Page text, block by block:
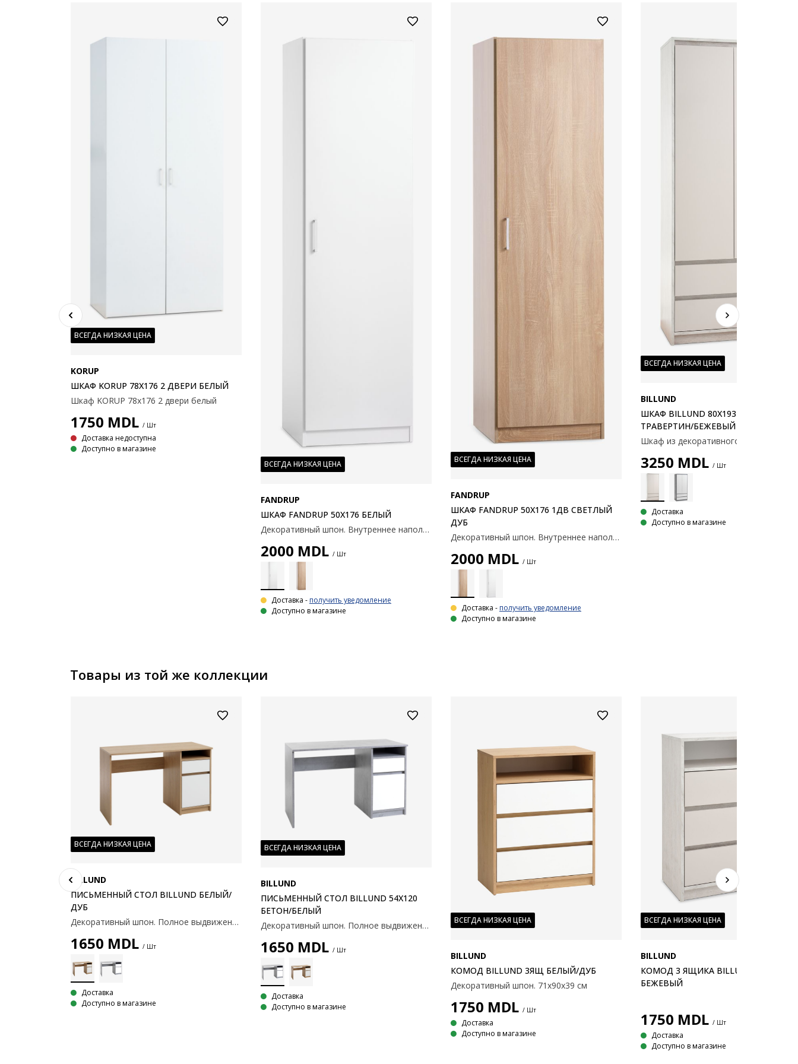
ВСЕГДА НИЗКАЯ ЦЕНА
KORUP
ШКАФ KORUP 78X176 2 ДВЕРИ БЕЛЫЙ
Шкаф KORUP 78x176 2 двери белый
1750 MDL / Шт
Доставка недоступна
Доступно в магазине
ВСЕГДА НИЗКАЯ ЦЕНА
FANDRUP
ШКАФ FANDRUP 50X176 БЕЛЫЙ
Декоративный шпон. Внутреннее наполнение шкафа: 3 полки. 50x176x50см
2000 MDL / Шт
Доставка - получить уведомление
Доступно в магазине
ВСЕГДА НИЗКАЯ ЦЕНА
FANDRUP
ШКАФ FANDRUP 50X176 1ДВ СВЕТЛЫЙ
ДУБ
Декоративный шпон. Внутреннее наполнение шкафа: 3 полки. 50x176x50см
2000 MDL / Шт
Доставка - получить уведомление
Доступно в магазине
ВСЕГДА НИЗКАЯ ЦЕНА
BILLUND
ШКАФ BILLUND 80X193 2ДВ 2ЯЩ
ТРАВЕРТИН/БЕЖЕВЫЙ
3250 MDL / Шт
Доставка
Доступно в магазине
Товары из той же коллекции
ВСЕГДА НИЗКАЯ ЦЕНА
BILLUND
ПИСЬМЕННЫЙ СТОЛ BILLUND БЕЛЫЙ/
ДУБ
Декоративный шпон. Полное выдвижение ящика. 54x120x75 см.
1650 MDL / Шт
Доставка
Доступно в магазине
ВСЕГДА НИЗКАЯ ЦЕНА
BILLUND
ПИСЬМЕННЫЙ СТОЛ BILLUND 54X120
БЕТОН/БЕЛЫЙ
Декоративный шпон. Полное выдвижение ящика. 54x120x75 см.
1650 MDL / Шт
Доставка
Доступно в магазине
ВСЕГДА НИЗКАЯ ЦЕНА
BILLUND
КОМОД BILLUND 3ЯЩ БЕЛЫЙ/ДУБ
Декоративный шпон. 71x90x39 см
1750 MDL / Шт
Доставка
Доступно в магазине
ВСЕГДА НИЗКАЯ ЦЕНА
BILLUND
КОМОД 3 ЯЩИКА BILLUND
БЕЖЕВЫЙ
1750 MDL / Шт
Доставка
Доступно в магазине